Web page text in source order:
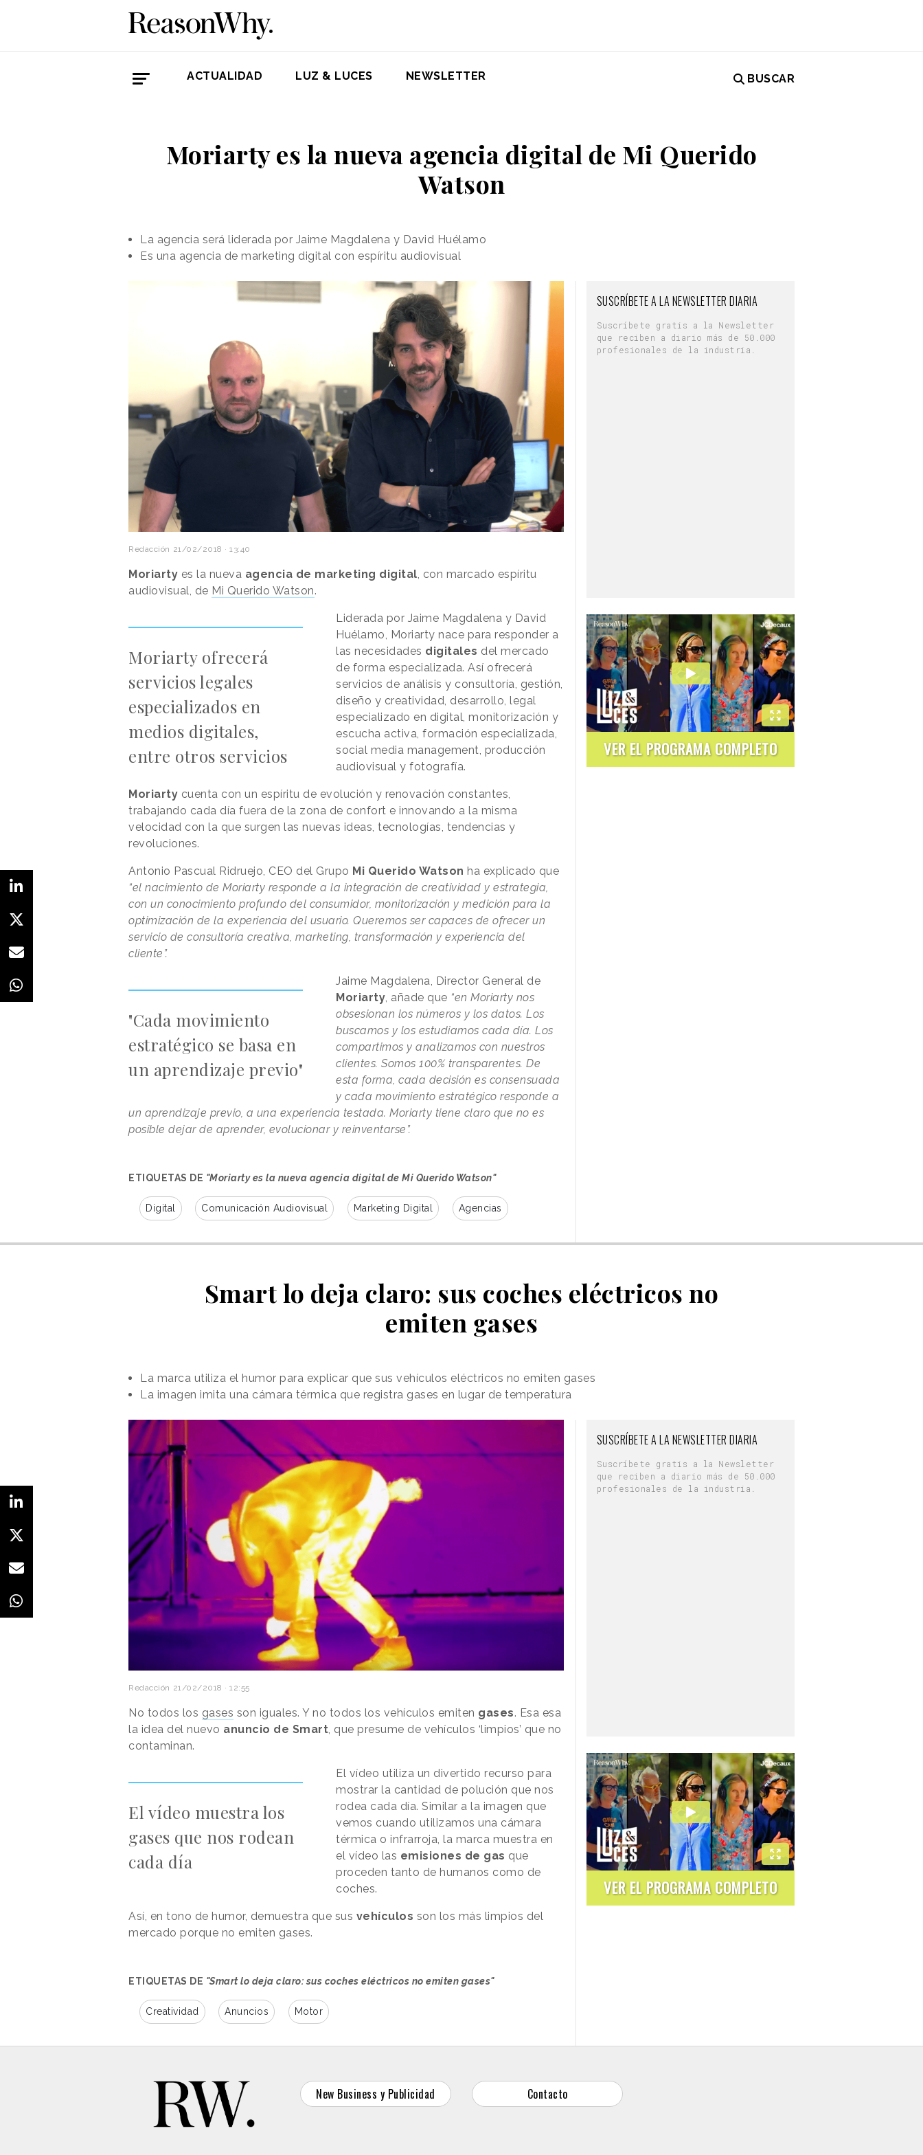
ACTUALIDAD LUZ & LUCES NEWSLETTER BUSCAR
Moriarty es la nueva agencia digital de Mi Querido
Watson
La agencia será liderada por Jaime Magdalena y David Huélamo
Es una agencia de marketing digital con espíritu audiovisual
Redacción 21/02/2018 · 13:40
Moriarty es la nueva agencia de marketing digital , con marcado espíritu
audiovisual, de Mi Querido Watson.
Moriarty ofrecerá
servicios legales
especializados en
medios digitales,
entre otros servicios
Liderada por Jaime Magdalena y David
Huélamo, Moriarty nace para responder a
las necesidades digitales del mercado
de forma especializada. Así ofrecerá
servicios de análisis y consultoría, gestión,
diseño y creatividad, desarrollo, legal
especializado en digital, monitorización y
escucha activa, formación especializada,
social media management, producción
audiovisual y fotografía.
Moriarty cuenta con un espíritu de evolución y renovación constantes,
trabajando cada día fuera de la zona de confort e innovando a la misma
velocidad con la que surgen las nuevas ideas, tecnologías, tendencias y
revoluciones.
Antonio Pascual Ridruejo, CEO del Grupo Mi Querido Watson ha explicado que
“el nacimiento de Moriarty responde a la integración de creatividad y estrategia,
con un conocimiento profundo del consumidor, monitorización y medición para la
optimización de la experiencia del usuario. Queremos ser capaces de ofrecer un
servicio de consultoría creativa, marketing, transformación y experiencia del
cliente”.
"Cada movimiento
estratégico se basa en
un aprendizaje previo"
Jaime Magdalena, Director General de
Moriarty , añade que “en Moriarty nos
obsesionan los números y los datos.Los
buscamos y los estudiamos cada día. Los
compartimos y analizamos con nuestros
clientes. Somos 100% transparentes. De
esta forma, cada decisión es consensuada
y cada movimiento estratégico responde a
un aprendizaje previo, a una experiencia testada. Moriarty tiene claro que no es
posible dejar de aprender, evolucionar y reinventarse”.
ETIQUETAS DE "Moriarty es la nueva agencia digital de Mi Querido Watson"
Digital Comunicación Audiovisual Marketing Digital Agencias
SUSCRÍBETE A LA NEWSLETTER DIARIA
Suscríbete gratis a la Newsletter
que reciben a diario más de 50.000
profesionales de la industria.
VER EL PROGRAMA COMPLETO
Smart lo deja claro: sus coches eléctricos no
emiten gases
La marca utiliza el humor para explicar que sus vehículos eléctricos no emiten gases
La imagen imita una cámara térmica que registra gases en lugar de temperatura
Redacción 21/02/2018 · 12:55
No todos los gases son iguales. Y no todos los vehículos emiten gases. Esa esa
la idea del nuevo anuncio de Smart , que presume de vehículos ‘limpios’ que no
contaminan.
El vídeo muestra los
gases que nos rodean
cada día
El vídeo utiliza un divertido recurso para
mostrar la cantidad de polución que nos
rodea cada día. Similar a la imagen que
vemos cuando utilizamos una cámara
térmica o infrarroja, la marca muestra en
el vídeo las emisiones de gas que
proceden tanto de humanos como de
coches.
Así, en tono de humor, demuestra que sus vehículos son los más limpios del
mercado porque no emiten gases.
ETIQUETAS DE "Smart lo deja claro: sus coches eléctricos no emiten gases"
Creatividad Anuncios Motor
SUSCRÍBETE A LA NEWSLETTER DIARIA
Suscríbete gratis a la Newsletter
que reciben a diario más de 50.000
profesionales de la industria.
VER EL PROGRAMA COMPLETO
New Business y Publicidad Contacto